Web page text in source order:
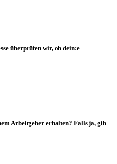
überprüfen wir, ob dein:e
Arbeitgeber erhalten? Falls ja, gib